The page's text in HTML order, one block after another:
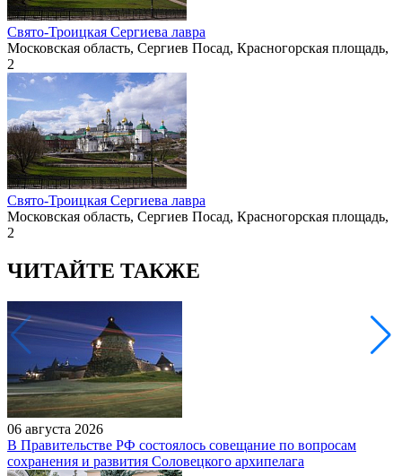
Свято-Троицкая Сергиева лавра
Московская область, Сергиев Посад, Красногорская площадь,
2
Свято-Троицкая Сергиева лавра
Московская область, Сергиев Посад, Красногорская площадь,
2
ЧИТАЙТЕ ТАКЖЕ
06 августа 2026
В Правительстве РФ состоялось совещание по вопросам
сохранения и развития Соловецкого архипелага